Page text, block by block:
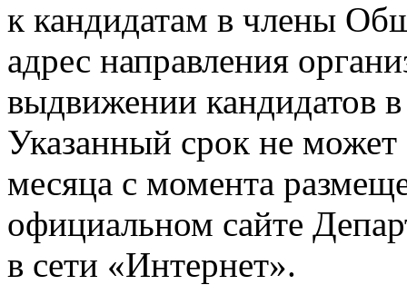
к кандидатам в члены
адрес направления
выдвижении кандидатов
Указанный срок не может
месяца с момента
официальном сайте
в сети «Интернет».